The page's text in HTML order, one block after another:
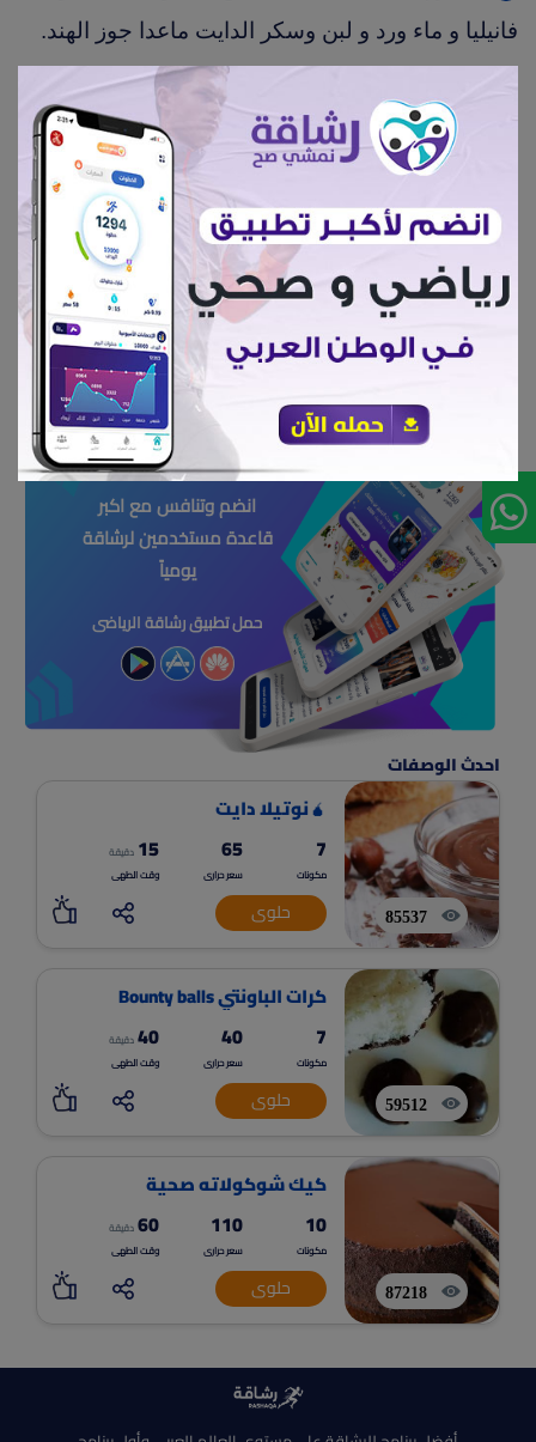
فانيليا و ماء ورد و لبن وسكر الدايت ماعدا جوز الهند.
ثم توضع علي النار حتي يكثف القوام ثم تزين بجوز
أكل صحي#
100000
انضم وتنافس مع اكبر
قاعدة مستخدمين لرشاقة
يومياً
حمل تطبيق رشاقة الرياضى
احدث الوصفات
85537
🧉نوتيلا دايت
7
مكونات
65
سعر حرارى
15 دقيقة
وقت الطهى
حلوى
59512
كرات الباونتي Bounty balls
7
مكونات
40
سعر حرارى
40 دقيقة
وقت الطهى
حلوى
87218
كيك شوكولاته صحية
10
مكونات
110
سعر حرارى
60 دقيقة
وقت الطهى
حلوى